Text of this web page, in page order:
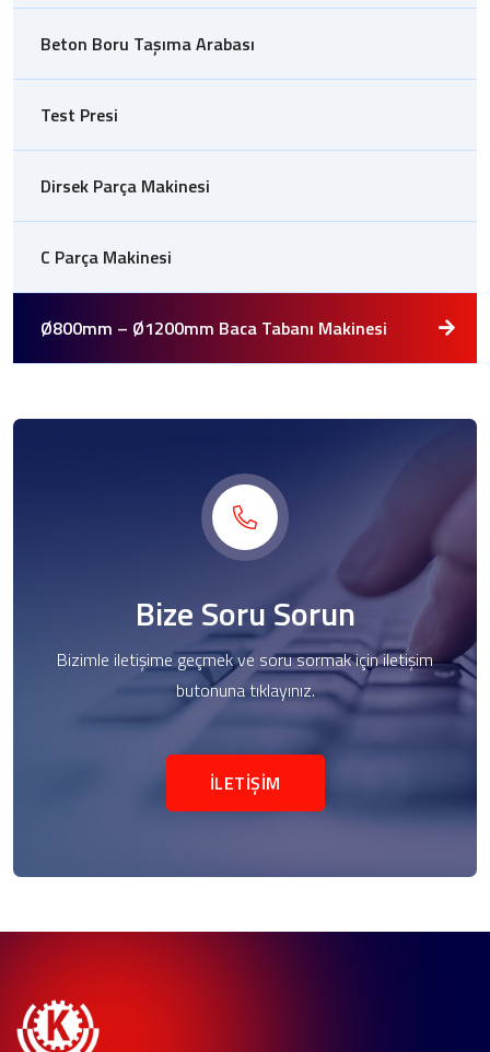
Beton Boru Taşıma Arabası
Test Presi
Dirsek Parça Makinesi
C Parça Makinesi
Ø800mm – Ø1200mm Baca Tabanı Makinesi
Bize Soru Sorun
Bizimle iletişime geçmek ve soru sormak için iletişim
butonuna tıklayınız.
İLETİŞİM